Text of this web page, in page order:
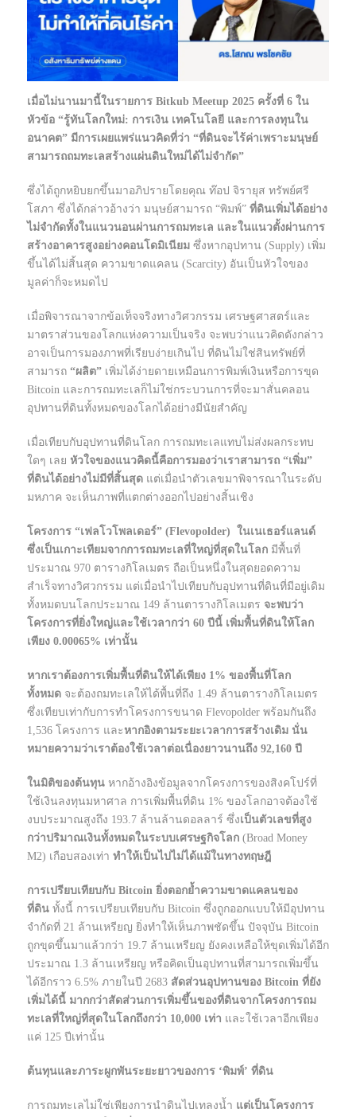
เมื่อไม่นานมานี้ในรายการ Bitkub Meetup 2025 ครั้งที่ 6 ใน
หัวข้อ “รู้ทันโลกใหม่: การเงิน เทคโนโลยี และการลงทุนใน
อนาคต” มีการเผยแพร่แนวคิดที่ว่า “ที่ดินจะไร้ค่าเพราะมนุษย์
สามารถถมทะเลสร้างแผ่นดินใหม่ได้ไม่จำกัด”
ซึ่งได้ถูกหยิบยกขึ้นมาอภิปรายโดยคุณ ท๊อป จิรายุส ทรัพย์ศรี
โสภา ซึ่งได้กล่าวอ้างว่า มนุษย์สามารถ “พิมพ์” ที่ดินเพิ่มได้อย่าง
ไม่จำกัดทั้งในแนวนอนผ่านการถมทะเล และในแนวตั้งผ่านการ
สร้างอาคารสูงอย่างคอนโดมิเนียม ซึ่งหากอุปทาน (Supply) เพิ่ม
ขึ้นได้ไม่สิ้นสุด ความขาดแคลน (Scarcity) อันเป็นหัวใจของ
มูลค่าก็จะหมดไป
เมื่อพิจารณาจากข้อเท็จจริงทางวิศวกรรม เศรษฐศาสตร์และ
มาตราส่วนของโลกแห่งความเป็นจริง จะพบว่าแนวคิดดังกล่าว
อาจเป็นการมองภาพที่เรียบง่ายเกินไป ที่ดินไม่ใช่สินทรัพย์ที่
สามารถ “ผลิต” เพิ่มได้ง่ายดายเหมือนการพิมพ์เงินหรือการขุด
Bitcoin และการถมทะเลก็ไม่ใช่กระบวนการที่จะมาสั่นคลอน
อุปทานที่ดินทั้งหมดของโลกได้อย่างมีนัยสำคัญ
เมื่อเทียบกับอุปทานที่ดินโลก การถมทะเลแทบไม่ส่งผลกระทบ
ใดๆ เลย หัวใจของแนวคิดนี้คือการมองว่าเราสามารถ “เพิ่ม”
ที่ดินได้อย่างไม่มีที่สิ้นสุด แต่เมื่อนำตัวเลขมาพิจารณาในระดับ
มหภาค จะเห็นภาพที่แตกต่างออกไปอย่างสิ้นเชิง
โครงการ “เฟลโวโพลเดอร์” (Flevopolder) ในเนเธอร์แลนด์
ซึ่งเป็นเกาะเทียมจากการถมทะเลที่ใหญ่ที่สุดในโลก มีพื้นที่
ประมาณ 970 ตารางกิโลเมตร ถือเป็นหนึ่งในสุดยอดความ
สำเร็จทางวิศวกรรม แต่เมื่อนำไปเทียบกับอุปทานที่ดินที่มีอยู่เดิม
ทั้งหมดบนโลกประมาณ 149 ล้านตารางกิโลเมตร จะพบว่า
โครงการที่ยิ่งใหญ่และใช้เวลากว่า 60 ปีนี้ เพิ่มพื้นที่ดินให้โลก
เพียง 0.00065% เท่านั้น
หากเราต้องการเพิ่มพื้นที่ดินให้ได้เพียง 1% ของพื้นที่โลก
ทั้งหมด จะต้องถมทะเลให้ได้พื้นที่ถึง 1.49 ล้านตารางกิโลเมตร
ซึ่งเทียบเท่ากับการทำโครงการขนาด Flevopolder พร้อมกันถึง
1,536 โครงการ และ หากอิงตามระยะเวลาการสร้างเดิม นั่น
หมายความว่าเราต้องใช้เวลาต่อเนื่องยาวนานถึง 92,160 ปี
ในมิติของต้นทุน หากอ้างอิงข้อมูลจากโครงการของสิงคโปร์ที่
ใช้เงินลงทุนมหาศาล การเพิ่มพื้นที่ดิน 1% ของโลกอาจต้องใช้
งบประมาณสูงถึง 193.7 ล้านล้านดอลลาร์ ซึ่งเป็นตัวเลขที่สูง
กว่าปริมาณเงินทั้งหมดในระบบเศรษฐกิจโลก (Broad Money
M2) เกือบสองเท่า ทำให้เป็นไปไม่ได้แม้ในทางทฤษฎี
การเปรียบเทียบกับ Bitcoin ยิ่งตอกย้ำความขาดแคลนของ
ที่ดิน ทั้งนี้ การเปรียบเทียบกับ Bitcoin ซึ่งถูกออกแบบให้มีอุปทาน
จำกัดที่ 21 ล้านเหรียญ ยิ่งทำให้เห็นภาพชัดขึ้น ปัจจุบัน Bitcoin
ถูกขุดขึ้นมาแล้วกว่า 19.7 ล้านเหรียญ ยังคงเหลือให้ขุดเพิ่มได้อีก
ประมาณ 1.3 ล้านเหรียญ หรือคิดเป็นอุปทานที่สามารถเพิ่มขึ้น
ได้อีกราว 6.5% ภายในปี 2683 สัดส่วนอุปทานของ Bitcoin ที่ยัง
เพิ่มได้นี้ มากกว่าสัดส่วนการเพิ่มขึ้นของที่ดินจากโครงการถม
ทะเลที่ใหญ่ที่สุดในโลกถึงกว่า 10,000 เท่า และใช้เวลาอีกเพียง
แค่ 125 ปีเท่านั้น
ต้นทุนและภาระผูกพันระยะยาวของการ ‘พิมพ์’ ที่ดิน
การถมทะเลไม่ใช่เพียงการนำดินไปเทลงน้ำ แต่เป็นโครงการ